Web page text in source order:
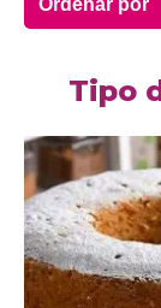
Tipo